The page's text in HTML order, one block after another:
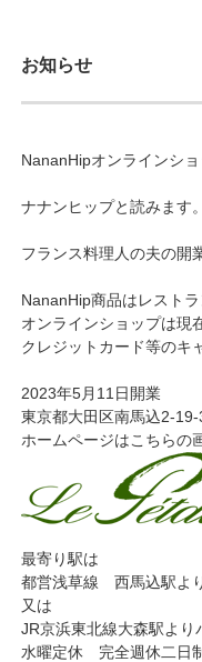
お知らせ
NananHipオンラインシ
ナナンヒップと読みます
フランス料理人の夫の開
NananHip商品はレスト
オンラインショップは現
クレジットカード等のキ
2023年5月11日開業
東京都大田区南馬込2-
ホームページはこちらの
最寄り駅は
都営浅草線 西馬込駅よ
又は
JR京浜東北線大森駅より
水曜定休 完全週休二